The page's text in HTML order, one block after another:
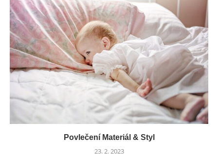
Povlečení Materiál & Styl
23. 2. 2023